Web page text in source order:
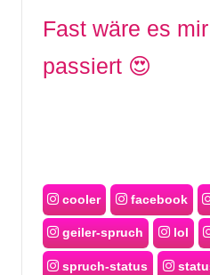
Fast wäre es
passiert 😍
cooler facebook
geiler-spruch lol
spruch-status